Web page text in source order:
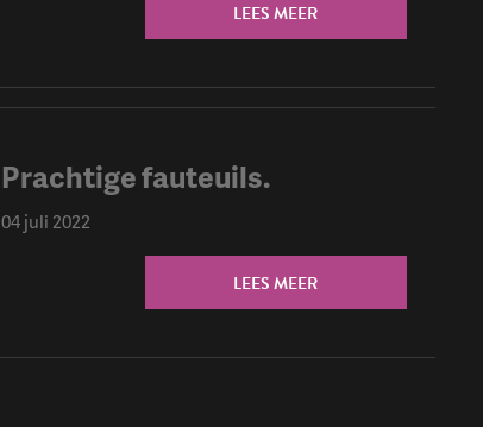
LEES MEER
Prachtige fauteuils.
04 juli 2022
LEES MEER